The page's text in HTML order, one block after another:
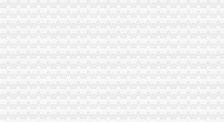
渝中区马家堡小学2017招生范围,马家堡小学6月24日报名-小学教育-
电子察上岗一个月渝中区马家堡路段变通畅重庆新闻联播—
重庆市渝中区人民
渝中区社区服务网-马家堡社区
渝中区马家堡小学2015招生简章及划片-重庆本地宝
渝中区马家堡小学_渝中区马家堡小学爱问问同学录频道
【重庆市—渝中区】马家堡发廊偶遇品美少女（申请毕业-曲罢论坛
重庆市渝中区马家堡小学2017年新生招生通告！_重庆幼升小_家长帮
重庆市渝中区-文章详细页
【招商银行渝中区马家堡自助银行】招商银行渝中区马家堡自助银行
重庆市渝中区马家堡小学评论怎么样-我要搜学网